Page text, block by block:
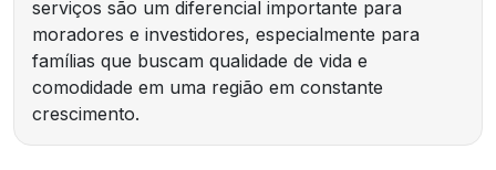
serviços são um diferencial importante para
moradores e investidores, especialmente para
famílias que buscam qualidade de vida e
comodidade em uma região em constante
crescimento.